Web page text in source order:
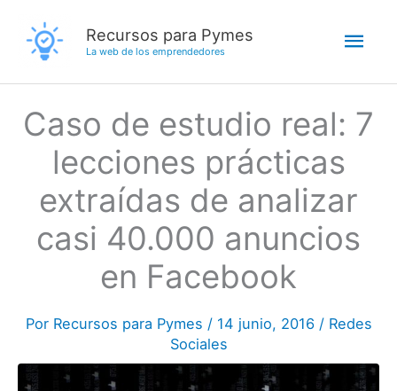
contenido
Recursos para Pymes
La web de los emprendedores
Caso de estudio real: 7
lecciones prácticas
extraídas de analizar
casi 40.000 anuncios
en Facebook
Por Recursos para Pymes / 14 junio, 2016 / Redes
Sociales